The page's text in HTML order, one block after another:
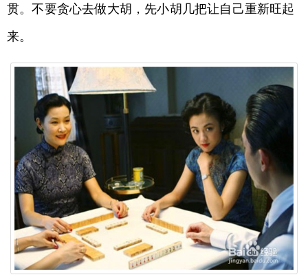
贯。不要贪心去做大胡，先小胡几把让自己重新旺起
来。